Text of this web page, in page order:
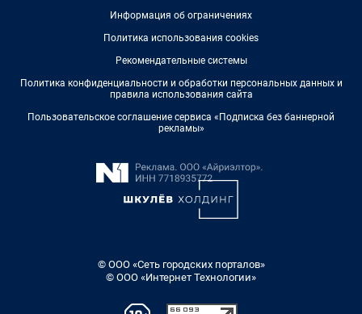
Информация об ограничениях
Политика использования cookies
Рекомендательные системы
Политика конфиденциальности и обработки персональных данных и
правила использования сайта
Пользовательское соглашение сервиса «Подписка без баннерной
рекламы»
© ООО «Сеть городских порталов»
© ООО «Интернет Технологии»